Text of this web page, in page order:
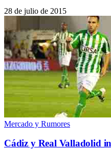
28 de julio de 2015
Mercado y Rumores
Cádiz y Real Valladolid